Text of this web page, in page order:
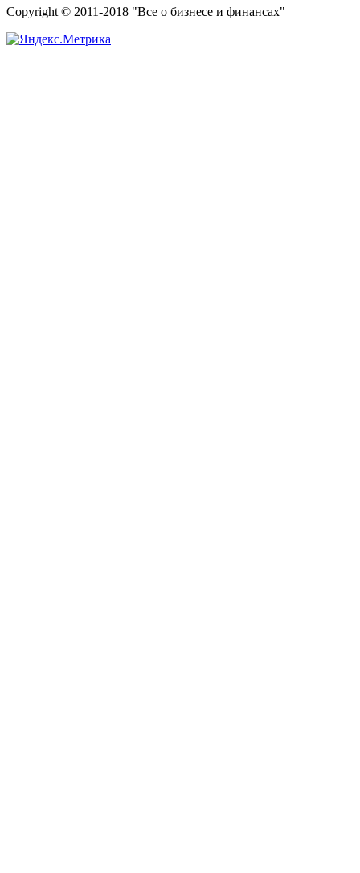
Copyright © 2011-2018 "Все о бизнесе и финансах"